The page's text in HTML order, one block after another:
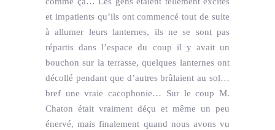
et impatients qu’ils ont commencé tout de suite
à allumer leurs lanternes, ils ne se sont pas
répartis dans l’espace du coup il y avait un
bouchon sur la terrasse, quelques lanternes ont
décollé pendant que d’autres brûlaient au sol…
bref une vraie cacophonie… Sur le coup M.
Chaton était vraiment déçu et même un peu
énervé, mais finalement quand nous avons vu